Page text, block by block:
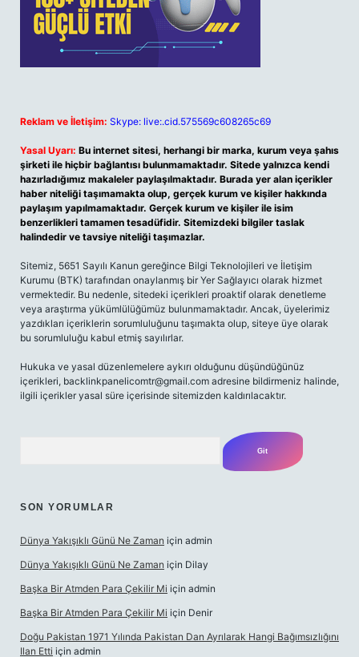
Reklam ve İletişim: Skype: live:.cid.575569c608265c69
Yasal Uyarı: Bu internet sitesi, herhangi bir marka, kurum veya şahıs
şirketi ile hiçbir bağlantısı bulunmamaktadır. Sitede yalnızca kendi
hazırladığımız makaleler paylaşılmaktadır. Burada yer alan içerikler
haber niteliği taşımamakta olup, gerçek kurum ve kişiler hakkında
paylaşım yapılmamaktadır. Gerçek kurum ve kişiler ile isim
benzerlikleri tamamen tesadüfidir. Sitemizdeki bilgiler taslak
halindedir ve tavsiye niteliği taşımazlar.
Sitemiz, 5651 Sayılı Kanun gereğince Bilgi Teknolojileri ve İletişim
Kurumu (BTK) tarafından onaylanmış bir Yer Sağlayıcı olarak hizmet
vermektedir. Bu nedenle, sitedeki içerikleri proaktif olarak denetleme
veya araştırma yükümlülüğümüz bulunmamaktadır. Ancak, üyelerimiz
yazdıkları içeriklerin sorumluluğunu taşımakta olup, siteye üye olarak
bu sorumluluğu kabul etmiş sayılırlar.
Hukuka ve yasal düzenlemelere aykırı olduğunu düşündüğünüz
içerikleri, backlinkpanelicomtr@gmail.com adresine bildirmeniz halinde,
ilgili içerikler yasal süre içerisinde sitemizden kaldırılacaktır.
SON YORUMLAR
Dünya Yakışıklı Günü Ne Zaman için admin
Dünya Yakışıklı Günü Ne Zaman için Dilay
Başka Bir Atmden Para Çekilir Mi için admin
Başka Bir Atmden Para Çekilir Mi için Denir
Doğu Pakistan 1971 Yılında Pakistan Dan Ayrılarak Hangi Bağımsızlığını
Ilan Etti için admin